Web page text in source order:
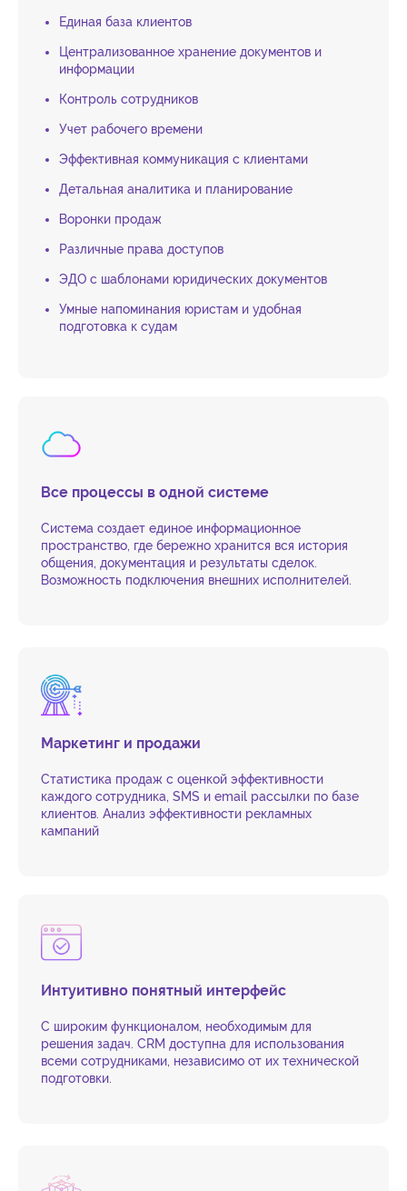
Единая база клиентов
Централизованное хранение документов и
информации
Контроль сотрудников
Учет рабочего времени
Эффективная коммуникация с клиентами
Детальная аналитика и планирование
Воронки продаж
Различные права доступов
ЭДО с шаблонами юридических документов
Умные напоминания юристам и удобная
подготовка к судам
Все процессы в одной системе
Система создает единое информационное
пространство, где бережно хранится вся история
общения, документация и результаты сделок.
Возможность подключения внешних исполнителей.
Маркетинг и продажи
Статистика продаж с оценкой эффективности
каждого сотрудника, SMS и email рассылки по базе
клиентов. Анализ эффективности рекламных
кампаний
Интуитивно понятный интерфейс
С широким функционалом, необходимым для
решения задач. CRM доступна для использования
всеми сотрудниками, независимо от их технической
подготовки.